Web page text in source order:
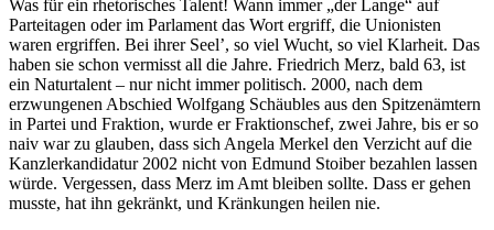
Was für ein rhetorisches Talent! Wann immer „der Lange“ auf
Parteitagen oder im Parlament das Wort ergriff, die Unionisten
waren ergriffen. Bei ihrer Seel’, so viel Wucht, so viel Klarheit. Das
haben sie schon vermisst all die Jahre. Friedrich Merz, bald 63, ist
ein Naturtalent – nur nicht immer politisch. 2000, nach dem
erzwungenen Abschied Wolfgang Schäubles aus den Spitzenämtern
in Partei und Fraktion, wurde er Fraktionschef, zwei Jahre, bis er so
naiv war zu glauben, dass sich Angela Merkel den Verzicht auf die
Kanzlerkandidatur 2002 nicht von Edmund Stoiber bezahlen lassen
würde. Vergessen, dass Merz im Amt bleiben sollte. Dass er gehen
musste, hat ihn gekränkt, und Kränkungen heilen nie.